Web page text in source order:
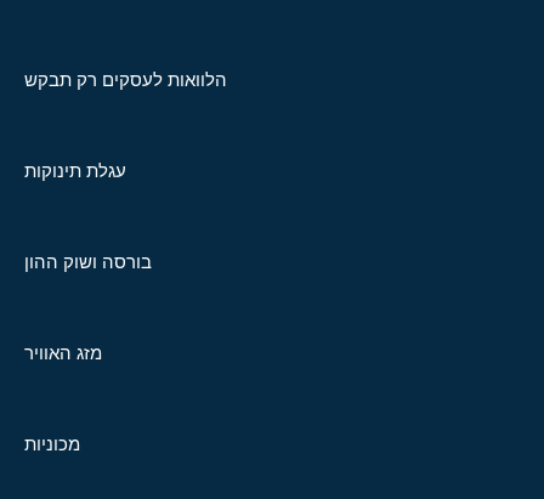
הלוואות לעסקים רק תבקש
עגלת תינוקות
בורסה ושוק ההון
מזג האוויר
מכוניות